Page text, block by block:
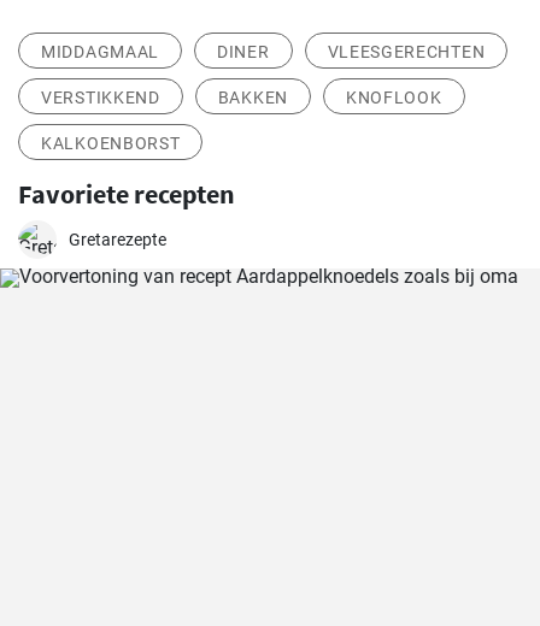
MIDDAGMAAL DINER VLEESGERECHTEN
VERSTIKKEND BAKKEN KNOFLOOK
KALKOENBORST
Favoriete recepten
Gretarezepte